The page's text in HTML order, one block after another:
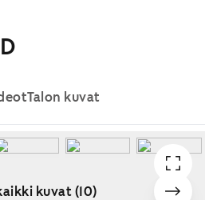
Talon kuvat
kuvat (10)